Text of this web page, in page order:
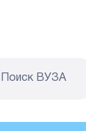
Поиск ВУЗА